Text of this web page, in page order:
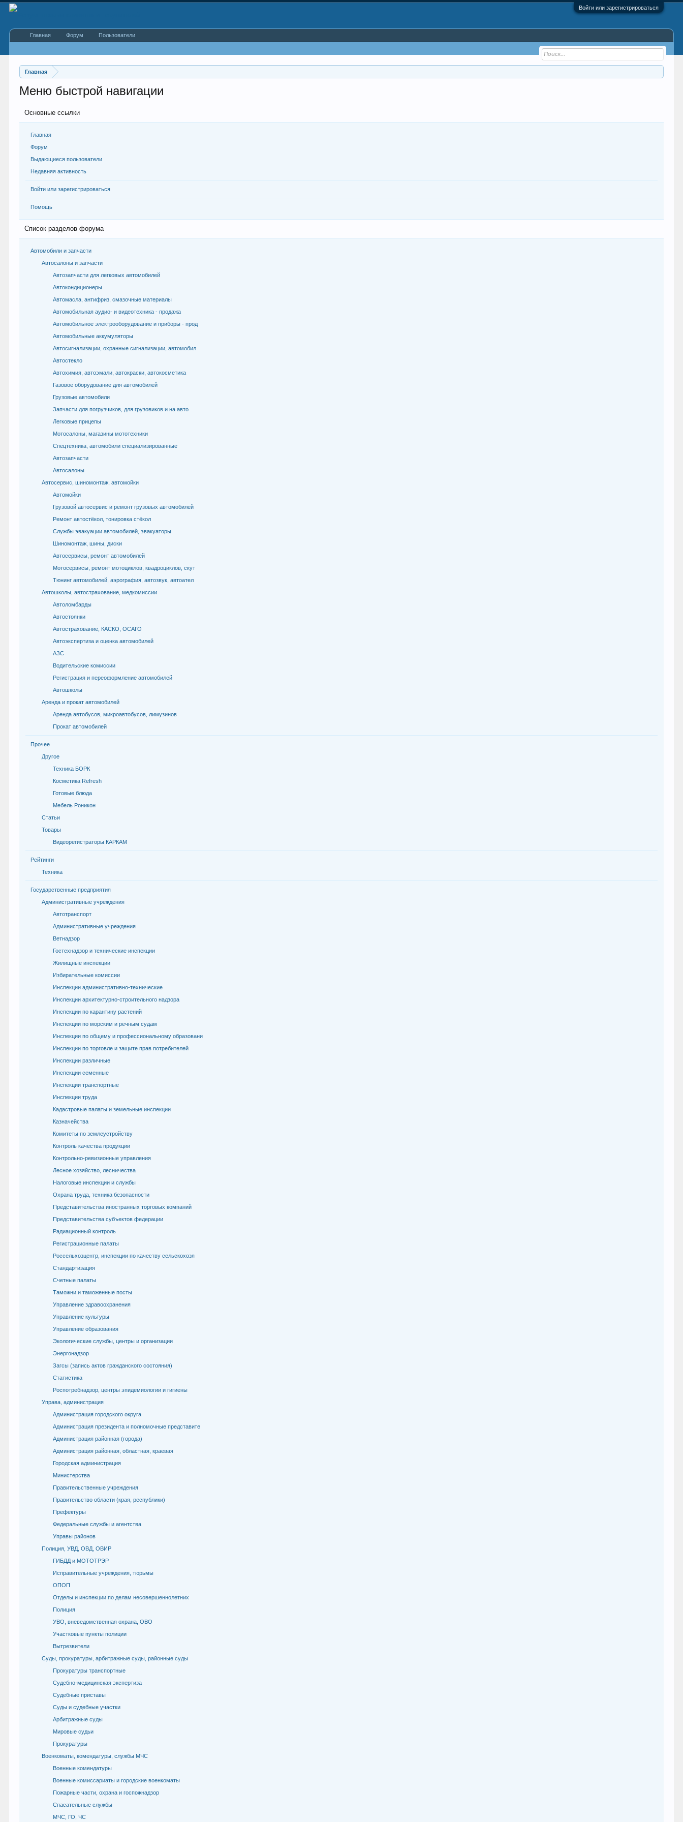
Войти или зарегистрироваться
Главная
Меню быстрой навигации
Основные ссылки
Главная
Форум
Выдающиеся пользователи
Недавняя активность
Войти или зарегистрироваться
Помощь
Список разделов форума
Автомобили и запчасти
Автосалоны и запчасти
Автозапчасти для легковых автомобилей
Автокондиционеры
Автомасла, антифриз, смазочные материалы
Автомобильная аудио- и видеотехника - продажа
Автомобильное электрооборудование и приборы - прод
Автомобильные аккумуляторы
Автосигнализации, охранные сигнализации, автомобил
Автостекло
Автохимия, автоэмали, автокраски, автокосметика
Газовое оборудование для автомобилей
Грузовые автомобили
Запчасти для погрузчиков, для грузовиков и на авто
Легковые прицепы
Мотосалоны, магазины мототехники
Спецтехника, автомобили специализированные
Автозапчасти
Автосалоны
Автосервис, шиномонтаж, автомойки
Автомойки
Грузовой автосервис и ремонт грузовых автомобилей
Ремонт автостёкол, тонировка стёкол
Службы эвакуации автомобилей, эвакуаторы
Шиномонтаж, шины, диски
Автосервисы, ремонт автомобилей
Мотосервисы, ремонт мотоциклов, квадроциклов, скут
Тюнинг автомобилей, аэрография, автозвук, автоател
Автошколы, автострахование, медкомиссии
Автоломбарды
Автостоянки
Автострахование, КАСКО, ОСАГО
Автоэкспертиза и оценка автомобилей
АЗС
Водительские комиссии
Регистрация и переоформление автомобилей
Автошколы
Аренда и прокат автомобилей
Аренда автобусов, микроавтобусов, лимузинов
Прокат автомобилей
Прочее
Другое
Техника БОРК
Косметика Refresh
Готовые блюда
Мебель Роникон
Статьи
Товары
Видеорегистраторы КАРКАМ
Рейтинги
Техника
Государственные предприятия
Административные учреждения
Автотранспорт
Административные учреждения
Ветнадзор
Гостехнадзор и технические инспекции
Жилищные инспекции
Избирательные комиссии
Инспекции административно-технические
Инспекции архитектурно-строительного надзора
Инспекции по карантину растений
Инспекции по морским и речным судам
Инспекции по общему и профессиональному образовани
Инспекции по торговле и защите прав потребителей
Инспекции различные
Инспекции семенные
Инспекции транспортные
Инспекции труда
Кадастровые палаты и земельные инспекции
Казначейства
Комитеты по землеустройству
Контроль качества продукции
Контрольно-ревизионные управления
Лесное хозяйство, лесничества
Налоговые инспекции и службы
Охрана труда, техника безопасности
Представительства иностранных торговых компаний
Представительства субъектов федерации
Радиационный контроль
Регистрационные палаты
Россельхозцентр, инспекции по качеству сельскохозя
Стандартизация
Счетные палаты
Таможни и таможенные посты
Управление здравоохранения
Управление культуры
Управление образования
Экологические службы, центры и организации
Энергонадзор
Загсы (запись актов гражданского состояния)
Статистика
Роспотребнадзор, центры эпидемиологии и гигиены
Управа, администрация
Администрация городского округа
Администрация президента и полномочные представите
Администрация районная (города)
Администрация районная, областная, краевая
Городская администрация
Министерства
Правительственные учреждения
Правительство области (края, республики)
Префектуры
Федеральные службы и агентства
Управы районов
Полиция, УВД, ОВД, ОВИР
ГИБДД и МОТОТРЭР
Исправительные учреждения, тюрьмы
ОПОП
Отделы и инспекции по делам несовершеннолетних
Полиция
УВО, вневедомственная охрана, ОВО
Участковые пункты полиции
Вытрезвители
Суды, прокуратуры, арбитражные суды, районные суды
Прокуратуры транспортные
Судебно-медицинская экспертиза
Судебные приставы
Суды и судебные участки
Арбитражные суды
Мировые судьи
Прокуратуры
Военкоматы, комендатуры, службы МЧС
Военные комендатуры
Военные комиссариаты и городские военкоматы
Пожарные части, охрана и госпожнадзор
Спасательные службы
МЧС, ГО, ЧС
Главная Форум Пользователи